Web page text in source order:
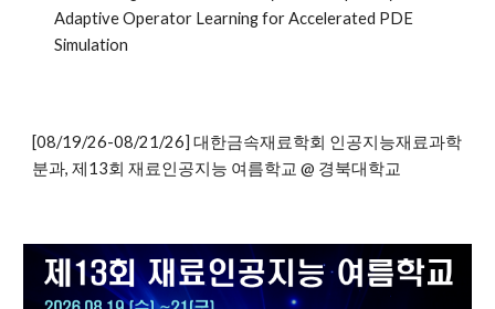
Adaptive Operator Learning for Accelerated PDE
Simulation
[08/19/26-08/21/26] 대한금속재료학회 인공지능재료과학
분과, 제13회 재료인공지능 여름학교 @ 경북대학교